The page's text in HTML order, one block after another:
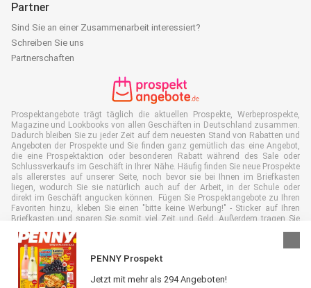
PENNY Prospekt
Jetzt mit mehr als 294 Angeboten!
Partner
Sind Sie an einer Zusammenarbeit interessiert?
Schreiben Sie uns
Partnerschaften
Prospektangebote trägt täglich die aktuellen Prospekte, Werbeprospekte,
Magazine und Lookbooks von allen Geschäften in Deutschland zusammen.
Dadurch bleiben Sie zu jeder Zeit auf dem neuesten Stand von Rabatten und
Angeboten der Prospekte und Sie finden ganz gemütlich das eine Angebot,
die eine Prospektaktion oder besonderen Rabatt während des Sale oder
Schlussverkaufs im Geschäft in Ihrer Nähe. Häufig finden Sie neue Prospekte
als allererstes auf unserer Seite, noch bevor sie bei Ihnen im Briefkasten
liegen, wodurch Sie sie natürlich auch auf der Arbeit, in der Schule oder
direkt im Geschäft angucken können. Fügen Sie Prospektangebote zu Ihren
Favoriten hinzu, kleben Sie einen "bitte keine Werbung!" - Sticker auf Ihren
Briefkasten und sparen Sie somit viel Zeit und Geld. Außerdem tragen Sie
ist.